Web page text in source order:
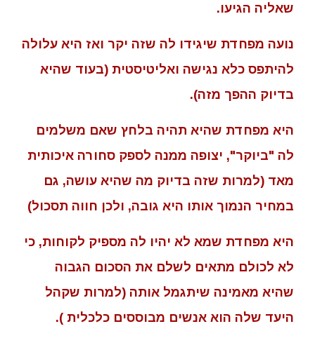
שאליה הגיעו.
נועה מפחדת שיגידו לה שזה יקר ואז היא עלולה
להיתפס כלא נגישה ואליטיסטית (בעוד שהיא
בדיוק ההפך מזה).
היא מפחדת שהיא תהיה בלחץ שאם משלמים
לה "ביוקר", יצופה ממנה לספק סחורה איכותית
מאד (למרות שזה בדיוק מה שהיא עושה, גם
במחיר הנמוך אותו היא גובה, ולכן חווה תסכול)
היא מפחדת שמא לא יהיו לה מספיק לקוחות, כי
לא לכולם מתאים לשלם את הסכום הגבוה
שהיא מאמינה שיתגמל אותה (למרות שקהל
היעד שלה הוא אנשים מבוססים כלכלית ).